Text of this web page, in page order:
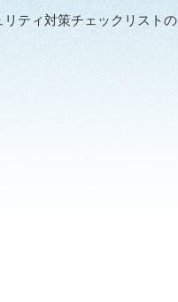
ティ対策チェックリストの